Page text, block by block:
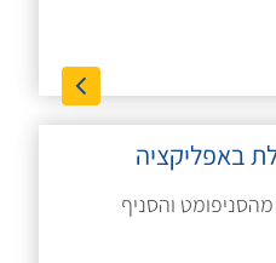
באפליקציה
והסניף